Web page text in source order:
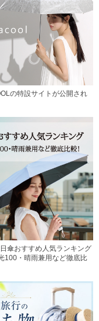
の特設サイトが公開され
日傘おすすめ人気ランキング
100・晴雨兼用など徹底比